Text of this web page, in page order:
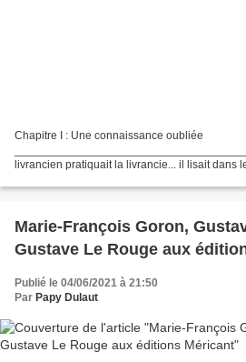
Chapitre I : Une connaissance oubliée
livrancien pratiquait la livrancie... il lisait dans
Marie-François Goron,
Gustave Le Rouge aux
Publié le 04/06/2021 à 21:50
Par Papy Dulaut